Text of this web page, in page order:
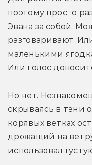
поэтому просто
Эвана за собой.
разговаривают.
маленькими
Или голос
Но нет.
скрываясь в тени
корявых ветках
дрожащий на
использовал